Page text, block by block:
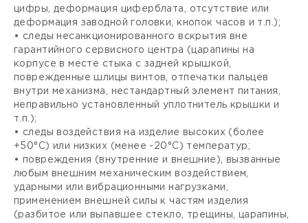
цифры, деформация циферблата, отсутствие или
деформация заводной головки, кнопок часов и т.п.);
• следы несанкционированного вскрытия вне
гарантийного сервисного центра (царапины на
корпусе в месте стыка с задней крышкой,
поврежденные шлицы винтов, отпечатки пальцев
внутри механизма, нестандартный элемент питания,
неправильно установленный уплотнитель крышки и
т.п.);
• следы воздействия на изделие высоких (более
+50°С) или низких (менее -20°С) температур;
• повреждения (внутренние и внешние), вызванные
любым внешним механическим воздействием,
ударными или вибрационными нагрузками,
применением внешней силы к частям изделия
(разбитое или выпавшее стекло, трещины, царапины,